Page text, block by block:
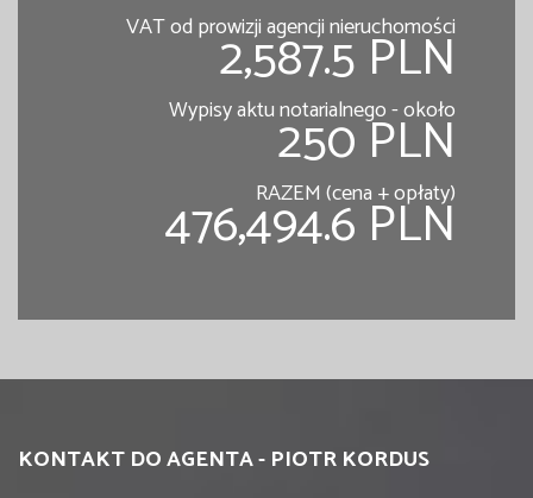
VAT od prowizji agencji nieruchomości
2,587.5 PLN
Wypisy aktu notarialnego - około
250 PLN
RAZEM (cena + opłaty)
476,494.6 PLN
KONTAKT DO AGENTA - PIOTR KORDUS